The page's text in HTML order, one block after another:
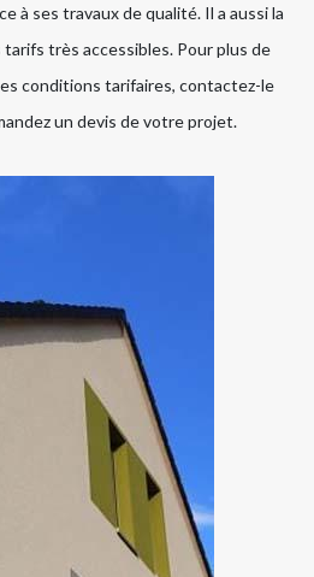
à ses travaux de qualité. Il a aussi la
très accessibles. Pour plus de
conditions tarifaires, contactez-le
un devis de votre projet.